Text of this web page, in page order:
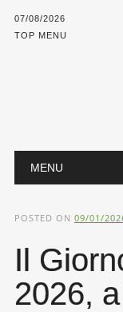
07/08/2026
TOP MENU
Main
MENU
POSTED ON 09/01/
Il
2026,